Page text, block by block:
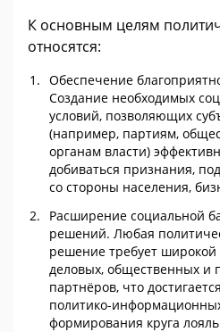
К основным целям
относятся:
Обеспечение
Создание необходимых
условий, позволяющих
(например, партиям,
органам власти)
добиваться признания,
со стороны населения,
Расширение социальной
решений. Любая
решение требует широкой
деловых, общественных и
партнёров, что
политико-
формирования круга